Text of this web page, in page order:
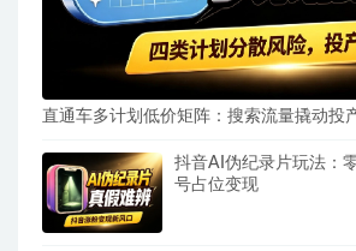
直通车多计划低价矩阵：搜索流量撬动投
抖音AI伪纪录片玩法：
号占位变现